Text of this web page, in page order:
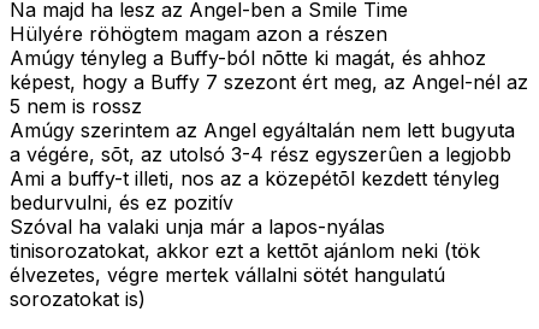
Na majd ha lesz az Angel-ben a Smile Time
Hülyére röhögtem magam azon a részen
Amúgy tényleg a Buffy-ból nõtte ki magát, és ahhoz
képest, hogy a Buffy 7 szezont ért meg, az Angel-nél az
5 nem is rossz
Amúgy szerintem az Angel egyáltalán nem lett bugyuta
a végére, sõt, az utolsó 3-4 rész egyszerûen a legjobb
Ami a buffy-t illeti, nos az a közepétõl kezdett tényleg
bedurvulni, és ez pozitív
Szóval ha valaki unja már a lapos-nyálas
tinisorozatokat, akkor ezt a kettõt ajánlom neki (tök
élvezetes, végre mertek vállalni sötét hangulatú
sorozatokat is)